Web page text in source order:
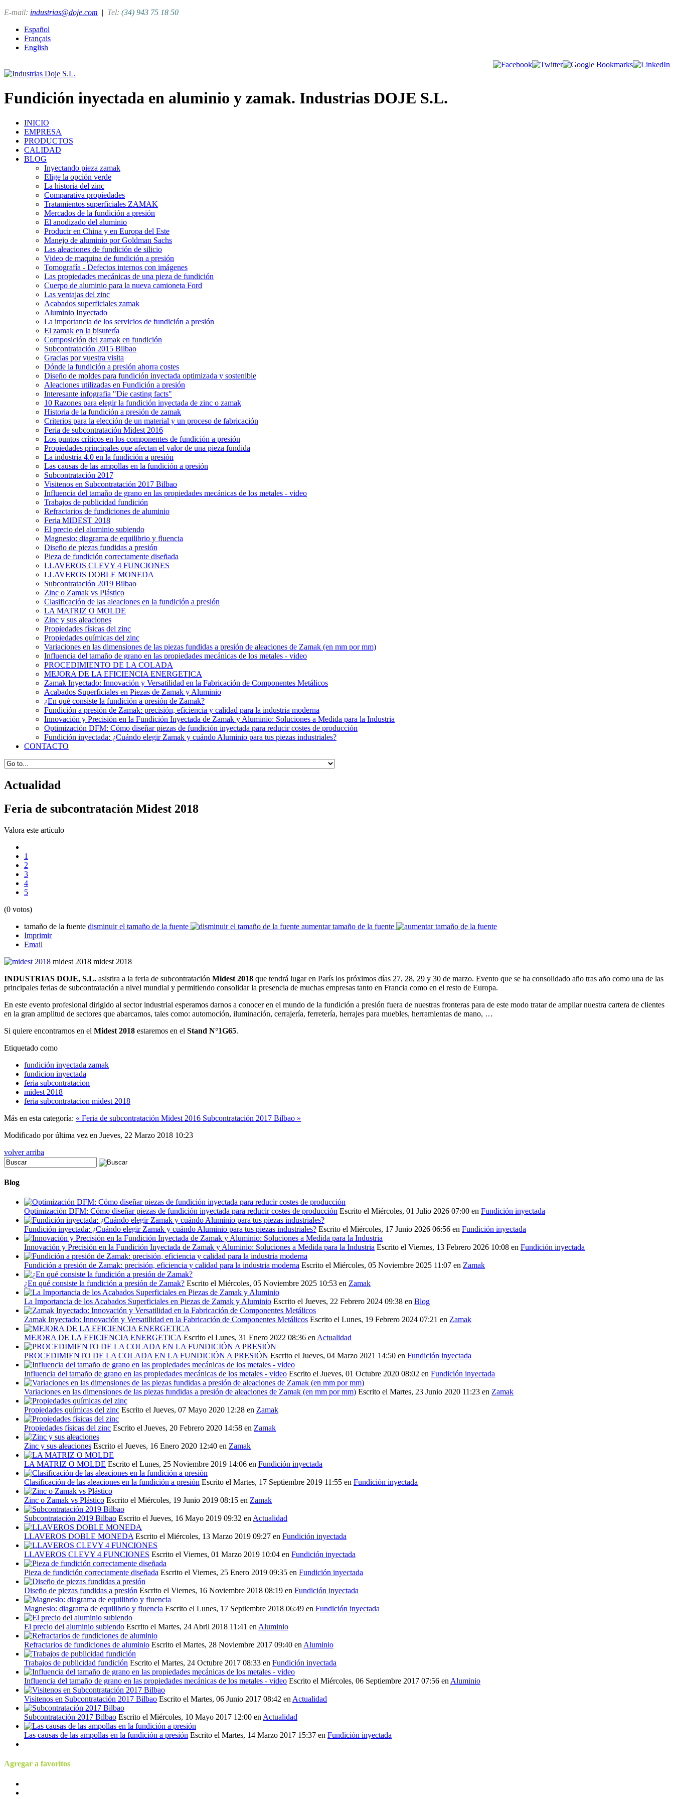
E-mail: industrias@doje.com | Tel: (34) 943 75 18 50
Español
Français
English
Fundición inyectada en aluminio y zamak. Industrias DOJE S.L.
INICIO
EMPRESA
PRODUCTOS
CALIDAD
BLOG
Inyectando pieza zamak
Elige la opción verde
La historia del zinc
Comparativa propiedades
Tratamientos superficiales ZAMAK
Mercados de la fundición a presión
El anodizado del aluminio
Producir en China y en Europa del Este
Manejo de aluminio por Goldman Sachs
Las aleaciones de fundición de silicio
Video de maquina de fundición a presión
Tomografía - Defectos internos con imágenes
Las propiedades mecánicas de una pieza de fundición
Cuerpo de aluminio para la nueva camioneta Ford
Las ventajas del zinc
Acabados superficiales zamak
Aluminio Inyectado
La importancia de los servicios de fundición a presión
El zamak en la bisutería
Composición del zamak en fundición
Subcontratación 2015 Bilbao
Gracias por vuestra visita
Dónde la fundición a presión ahorra costes
Diseño de moldes para fundición inyectada optimizada y sostenible
Aleaciones utilizadas en Fundición a presión
Interesante infografia "Die casting facts"
10 Razones para elegir la fundición inyectada de zinc o zamak
Historia de la fundición a presión de zamak
Criterios para la elección de un material y un proceso de fabricación
Feria de subcontratación Midest 2016
Los puntos críticos en los componentes de fundición a presión
Propiedades principales que afectan el valor de una pieza fundida
La industria 4.0 en la fundición a presión
Las causas de las ampollas en la fundición a presión
Subcontratación 2017
Visitenos en Subcontratación 2017 Bilbao
Influencia del tamaño de grano en las propiedades mecánicas de los metales - video
Trabajos de publicidad fundición
Refractarios de fundiciones de aluminio
Feria MIDEST 2018
El precio del aluminio subiendo
Magnesio: diagrama de equilibrio y fluencia
Diseño de piezas fundidas a presión
Pieza de fundición correctamente diseñada
LLAVEROS CLEVY 4 FUNCIONES
LLAVEROS DOBLE MONEDA
Subcontratación 2019 Bilbao
Zinc o Zamak vs Plástico
Clasificación de las aleaciones en la fundición a presión
LA MATRIZ O MOLDE
Zinc y sus aleaciones
Propiedades físicas del zinc
Propiedades químicas del zinc
Variaciones en las dimensiones de las piezas fundidas a presión de aleaciones de Zamak (en mm por mm)
Influencia del tamaño de grano en las propiedades mecánicas de los metales - video
PROCEDIMIENTO DE LA COLADA
MEJORA DE LA EFICIENCIA ENERGETICA
Zamak Inyectado: Innovación y Versatilidad en la Fabricación de Componentes Metálicos
Acabados Superficiales en Piezas de Zamak y Aluminio
¿En qué consiste la fundición a presión de Zamak?
Fundición a presión de Zamak: precisión, eficiencia y calidad para la industria moderna
Innovación y Precisión en la Fundición Inyectada de Zamak y Aluminio: Soluciones a Medida para la Industria
Optimización DFM: Cómo diseñar piezas de fundición inyectada para reducir costes de producción
Fundición inyectada: ¿Cuándo elegir Zamak y cuándo Aluminio para tus piezas industriales?
CONTACTO
Actualidad
Feria de subcontratación Midest 2018
Valora este artículo
1
2
3
4
5
(0 votos)
tamaño de la fuente disminuir el tamaño de la fuente
aumentar tamaño de la fuente
Imprimir
Email
midest 2018 midest 2018
INDUSTRIAS DOJE, S.L. asistira a la feria de subcontratación Midest 2018 que tendrá lugar en París los próximos días 27, 28, 29 y 30 de marzo. Evento que se ha consolidado año tras año como una de las
principales ferias de subcontratación a nivel mundial y permitiendo consolidar la presencia de muchas empresas tanto en Francia como en el resto de Europa.
En este evento profesional dirigido al sector industrial esperamos darnos a conocer en el mundo de la fundición a presión fuera de nuestras fronteras para de este modo tratar de ampliar nuestra cartera de clientes
en la gran amplitud de sectores que abarcamos, tales como: automoción, iluminación, cerrajería, ferretería, herrajes para muebles, herramientas de mano, …
Si quiere encontrarnos en el Midest 2018 estaremos en el Stand N°1G65.
Etiquetado como
fundición inyectada zamak
fundicion inyectada
feria subcontratacion
midest 2018
feria subcontratacion midest 2018
Más en esta categoría: « Feria de subcontratación Midest 2016 Subcontratación 2017 Bilbao »
Modificado por última vez en Jueves, 22 Marzo 2018 10:23
volver arriba
Blog
Optimización DFM: Cómo diseñar piezas de fundición inyectada para reducir costes de producción Escrito el Miércoles, 01 Julio 2026 07:00 en Fundición inyectada
Fundición inyectada: ¿Cuándo elegir Zamak y cuándo Aluminio para tus piezas industriales? Escrito el Miércoles, 17 Junio 2026 06:56 en Fundición inyectada
Innovación y Precisión en la Fundición Inyectada de Zamak y Aluminio: Soluciones a Medida para la Industria Escrito el Viernes, 13 Febrero 2026 10:08 en Fundición inyectada
Fundición a presión de Zamak: precisión, eficiencia y calidad para la industria moderna Escrito el Miércoles, 05 Noviembre 2025 11:07 en Zamak
¿En qué consiste la fundición a presión de Zamak? Escrito el Miércoles, 05 Noviembre 2025 10:53 en Zamak
La Importancia de los Acabados Superficiales en Piezas de Zamak y Aluminio Escrito el Jueves, 22 Febrero 2024 09:38 en Blog
Zamak Inyectado: Innovación y Versatilidad en la Fabricación de Componentes Metálicos Escrito el Lunes, 19 Febrero 2024 07:21 en Zamak
MEJORA DE LA EFICIENCIA ENERGETICA Escrito el Lunes, 31 Enero 2022 08:36 en Actualidad
PROCEDIMIENTO DE LA COLADA EN LA FUNDICIÓN A PRESIÓN Escrito el Jueves, 04 Marzo 2021 14:50 en Fundición inyectada
Influencia del tamaño de grano en las propiedades mecánicas de los metales - video Escrito el Jueves, 01 Octubre 2020 08:02 en Fundición inyectada
Variaciones en las dimensiones de las piezas fundidas a presión de aleaciones de Zamak (en mm por mm) Escrito el Martes, 23 Junio 2020 11:23 en Zamak
Propiedades químicas del zinc Escrito el Jueves, 07 Mayo 2020 12:28 en Zamak
Propiedades físicas del zinc Escrito el Jueves, 20 Febrero 2020 14:58 en Zamak
Zinc y sus aleaciones Escrito el Jueves, 16 Enero 2020 12:40 en Zamak
LA MATRIZ O MOLDE Escrito el Lunes, 25 Noviembre 2019 14:06 en Fundición inyectada
Clasificación de las aleaciones en la fundición a presión Escrito el Martes, 17 Septiembre 2019 11:55 en Fundición inyectada
Zinc o Zamak vs Plástico Escrito el Miércoles, 19 Junio 2019 08:15 en Zamak
Subcontratación 2019 Bilbao Escrito el Jueves, 16 Mayo 2019 09:32 en Actualidad
LLAVEROS DOBLE MONEDA Escrito el Miércoles, 13 Marzo 2019 09:27 en Fundición inyectada
LLAVEROS CLEVY 4 FUNCIONES Escrito el Viernes, 01 Marzo 2019 10:04 en Fundición inyectada
Pieza de fundición correctamente diseñada Escrito el Viernes, 25 Enero 2019 09:35 en Fundición inyectada
Diseño de piezas fundidas a presión Escrito el Viernes, 16 Noviembre 2018 08:19 en Fundición inyectada
Magnesio: diagrama de equilibrio y fluencia Escrito el Lunes, 17 Septiembre 2018 06:49 en Fundición inyectada
El precio del aluminio subiendo Escrito el Martes, 24 Abril 2018 11:41 en Aluminio
Refractarios de fundiciones de aluminio Escrito el Martes, 28 Noviembre 2017 09:40 en Aluminio
Trabajos de publicidad fundición Escrito el Martes, 24 Octubre 2017 08:33 en Fundición inyectada
Influencia del tamaño de grano en las propiedades mecánicas de los metales - video Escrito el Miércoles, 06 Septiembre 2017 07:56 en Aluminio
Visitenos en Subcontratación 2017 Bilbao Escrito el Martes, 06 Junio 2017 08:42 en Actualidad
Subcontratación 2017 Bilbao Escrito el Miércoles, 10 Mayo 2017 12:00 en Actualidad
Las causas de las ampollas en la fundición a presión Escrito el Martes, 14 Marzo 2017 15:37 en Fundición inyectada
Agregar a favoritos